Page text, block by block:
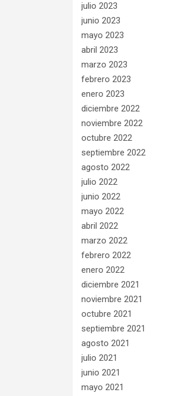
julio 2023
junio 2023
mayo 2023
abril 2023
marzo 2023
febrero 2023
enero 2023
diciembre 2022
noviembre 2022
octubre 2022
septiembre 2022
agosto 2022
julio 2022
junio 2022
mayo 2022
abril 2022
marzo 2022
febrero 2022
enero 2022
diciembre 2021
noviembre 2021
octubre 2021
septiembre 2021
agosto 2021
julio 2021
junio 2021
mayo 2021